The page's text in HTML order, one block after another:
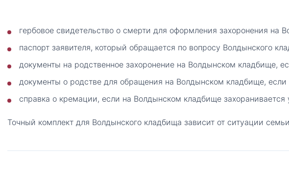
гербовое свидетельство о смерти для оформления захоронения на
паспорт заявителя, который обращается по вопросу Волдынского
документы на родственное захоронение на Волдынском кладбище,
документы о родстве для обращения на Волдынском кладбище,
справка о кремации, если на Волдынском кладбище захоранивается
Точный комплект для Волдынского кладбища зависит от ситуации